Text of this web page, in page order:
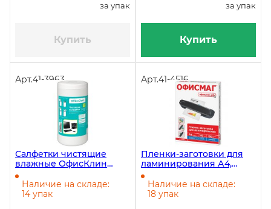
за упак
Купить
за упак
Купить
Арт.41-3963
Салфетки чистящие
влажные ОфисКлин
(OfficeClean),
универсальные, в тубе,
100 штук
Наличие на складе:
14 упак
Арт.41-4516
Пленки-заготовки для
ламинирования А4,
216х303 мм, 100 мкм,
глянец, 100 штук
Наличие на складе:
18 упак